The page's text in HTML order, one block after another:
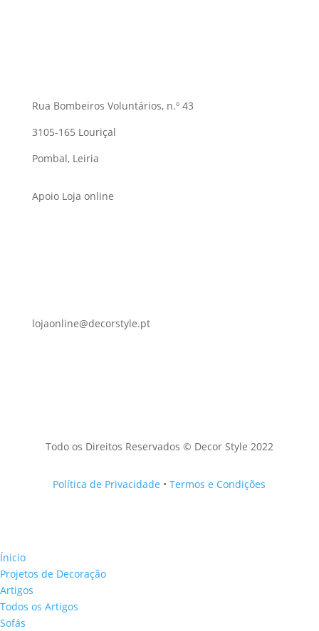
Rua Bombeiros Voluntários, n.º 43
3105-165 Louriçal
Pombal, Leiria
Apoio Loja online
lojaonline@decorstyle.pt
Todo os Direitos Reservados © Decor Style 2022
Política de Privacidade •Termos e Condições
Ínicio
Projetos de Decoração
Artigos
Todos os Artigos
Sofás